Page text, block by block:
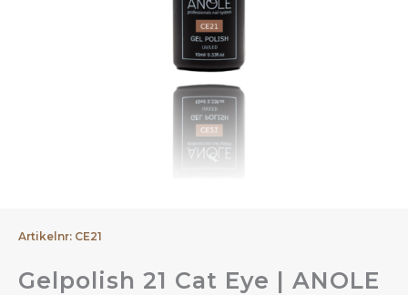
Artikelnr: CE21
Gelpolish 21 Cat Eye | ANOLE